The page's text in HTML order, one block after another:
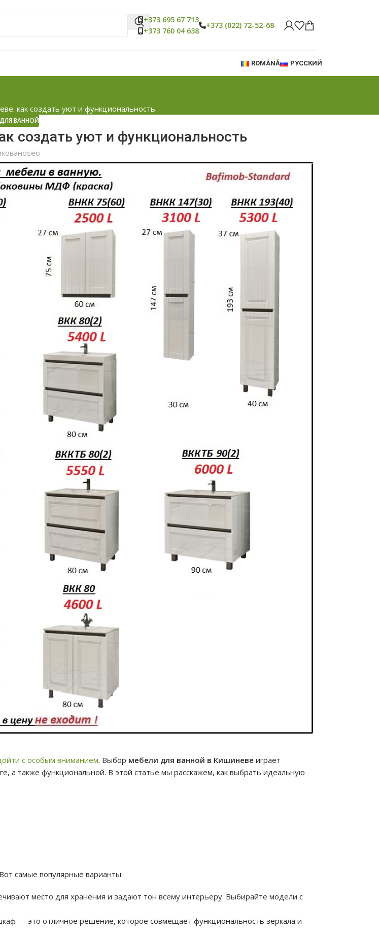
+373 695 67 713
+373 760 04 638
+373 (022) 72-52-68
ROMÂNĂ РУССКИЙ
как создать уют и функциональность
ВАННОЙ
создать уют и функциональность
seo
с особым вниманием. Выбор мебели для ванной в Кишиневе играет
а также функциональной. В этой статье мы расскажем, как выбрать идеальную
самые популярные варианты:
место для хранения и задают тон всему интерьеру. Выбирайте модели с
— это отличное решение, которое совмещает функциональность зеркала и